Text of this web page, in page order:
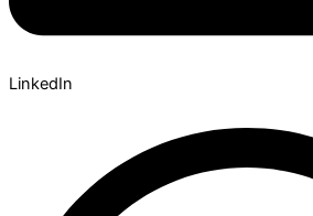
LinkedIn